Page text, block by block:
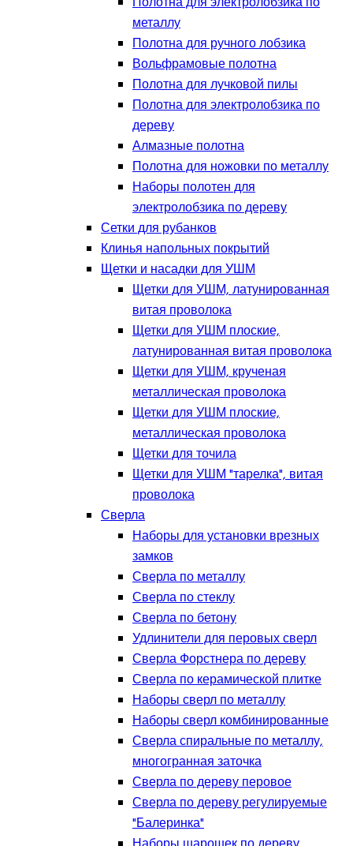
металлу
Полотна для ручного лобзика
Вольфрамовые полотна
Полотна для лучковой пилы
Полотна для электролобзика по
дереву
Алмазные полотна
Полотна для ножовки по металлу
Наборы полотен для
электролобзика по дереву
Сетки для рубанков
Клинья напольных покрытий
Щетки и насадки для УШМ
Щетки для УШМ, латунированная
витая проволока
Щетки для УШМ плоские,
латунированная витая проволока
Щетки для УШМ, крученая
металлическая проволока
Щетки для УШМ плоские,
металлическая проволока
Щетки для точила
Щетки для УШМ "тарелка", витая
проволока
Сверла
Наборы для установки врезных
замков
Сверла по металлу
Сверла по стеклу
Сверла по бетону
Удлинители для перовых сверл
Сверла Форстнера по дереву
Сверла по керамической плитке
Наборы сверл по металлу
Наборы сверл комбинированные
Сверла спиральные по металлу,
многогранная заточка
Сверла по дереву перовое
Сверла по дереву регулируемые
"Балеринка"